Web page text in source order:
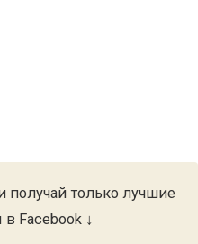
получай только лучшие
Facebook ↓